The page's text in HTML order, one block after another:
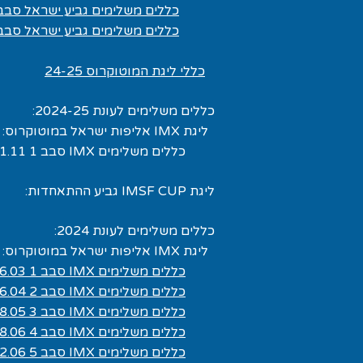
כללים משלימים גביע ישראל סבב 5
כללים משלימים גביע ישראל סבב 6
כללי ליגת המוטוקרוס 24-25
כללים משלימים לעונת 2024-25:
ליגת IMX אליפות ישראל במוטוקרוס:
כללים משלימים IMX סבב 1 01.11
ליגת IMSF CUP גביע ההתאחדות:
כללים משלימים לעונת 2024:
ליגת IMX אליפות ישראל במוטוקרוס:
כללים משלימים IMX סבב 1 16.03
כללים משלימים IMX סבב 2 06.04
כללים משלימים IMX סבב 3 18.05
כללים משלימים IMX סבב 4 08.06
כללים משלימים IMX סבב 5 22.06